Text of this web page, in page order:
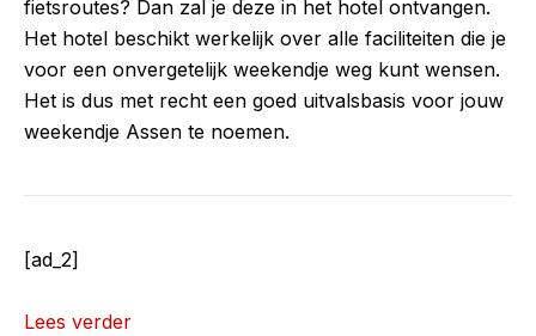
fietsroutes? Dan zal je deze in het hotel ontvangen.
Het hotel beschikt werkelijk over alle faciliteiten die je
voor een onvergetelijk weekendje weg kunt wensen.
Het is dus met recht een goed uitvalsbasis voor jouw
weekendje Assen te noemen.
[ad_2]
Lees verder